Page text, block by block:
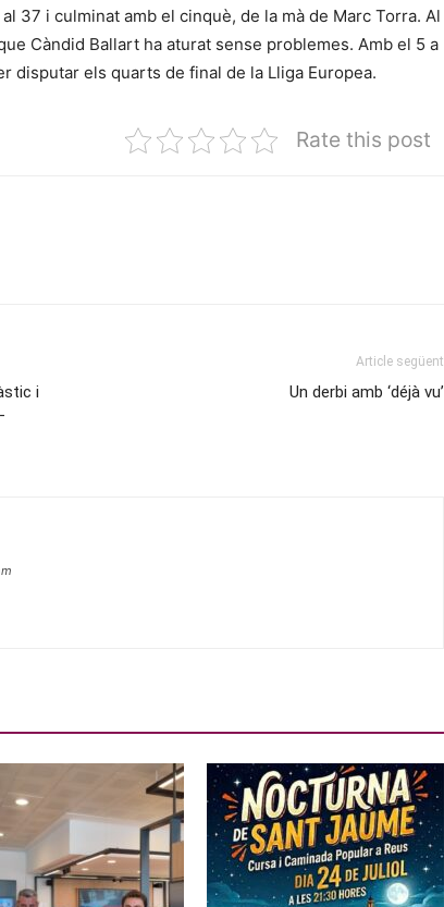
37 i culminat amb el cinquè, de la mà de Marc Torra. Al
Càndid Ballart ha aturat sense problemes. Amb el 5 a
disputar els quarts de final de la Lliga Europea.
Rate this post
i
Article següent
Un derbi amb ‘déjà vu’